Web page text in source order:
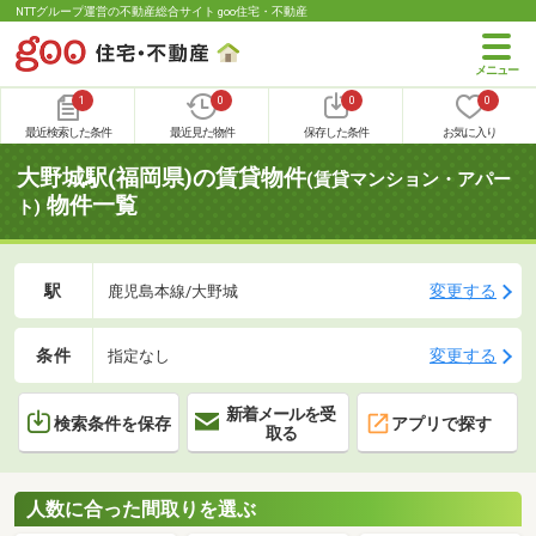
NTTグループ運営の不動産総合サイト goo住宅・不動産
1
最近検索した条件
0
最近見た物件
0
保存した条件
0
お気に入り
大野城駅(福岡県)の賃貸物件(賃貸マンション・アパー
ト) 物件一覧
駅 鹿児島本線/大野城 変更する
条件 指定なし 変更する
検索条件を保存
新着メールを受
取る
アプリで探す
人数に合った間取りを選ぶ